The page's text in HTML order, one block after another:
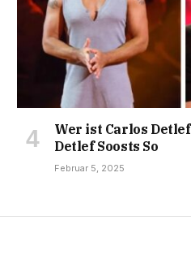
Wer ist Carlos
Detlef Soosts So
Februar 5, 2025